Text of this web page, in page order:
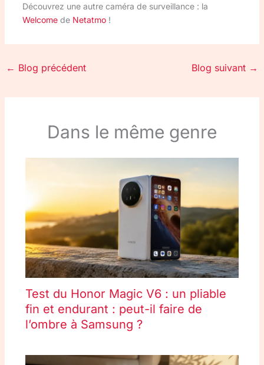
Découvrez une autre caméra de surveillance : la
Welcomede Netatmo!
← Blog précédent Blog suivant →
Dans le même genre
Test du Honor Magic V6 : un pliable
fin et endurant : peut-il faire de
l’ombre à Samsung ?